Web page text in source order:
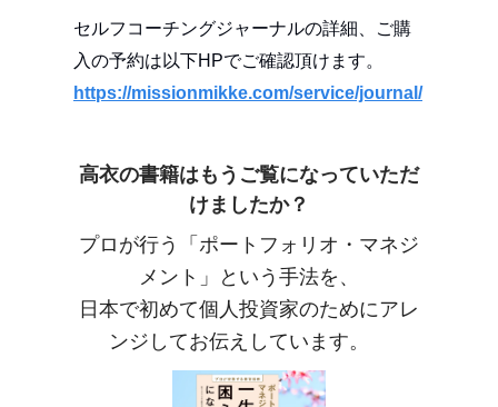
セルフコーチングジャーナルの詳細、ご購
入の予約は以下HPでご確認頂けます。
https://missionmikke.com/service/journal/
高衣の書籍はもうご覧になっていただ
けましたか？
プロが行う「ポートフォリオ・マネジ
メント」という手法を、
日本で初めて個人投資家のためにアレ
ンジしてお伝えしています。